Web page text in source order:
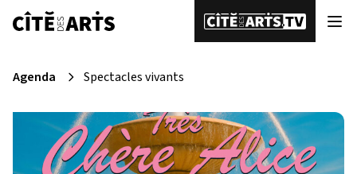
Agenda Spectacles vivants